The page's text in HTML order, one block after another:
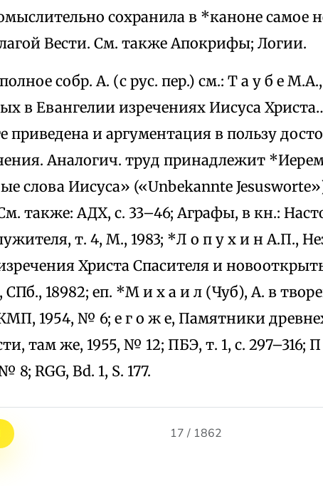
сохранила в *каноне самое
Вести. См. также Апокрифы; Логии.
собр. А. (с рус. пер.) см.: Т а у б е
в Евангелии изречениях Иисуса
приведена и аргументация в пользу
Аналогич. труд принадлежит
слова Иисуса» («Unbekannte
также: АДХ, с. 33–46; Аграфы, в кн.:
т. 4, М., 1983; *Л о п у х и н А.П.,
Христа Спасителя и
СПб., 18982; еп. *М и х а и л (Чуб), А. в
1954, № 6; е г о ж е, Памятники
там же, 1955, № 12; ПБЭ, т. 1, с. 297–316; П
RGG, Bd. 1, S. 177.
17 / 1862